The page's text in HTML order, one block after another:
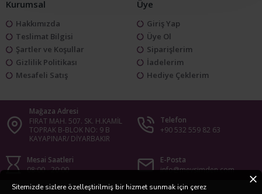
Kurumsal
Hakkımızda
Teslimat Bilgisi
Şartler ve Koşullar
Gizlilik Politikası
Mesafeli Satış
Üye
Giriş Yap
Üye Ol
Siparişlerim
İadelerim
Hediye Çeklerim
Mağaza Adresi
FIRAT MAH. 507. SK. H.KAMİL
TOPRAK B-BLOK NO: 9 B
KAYAPINAR/ DİYARBAKIR
Telefon
+90 532 559 82 63
Mesai Saatleri
08:00 - 20:00
E-Posta
info@mevsimden.com
Sitemizde sizlere özelleştirilmiş bir hizmet sunmak için çerez